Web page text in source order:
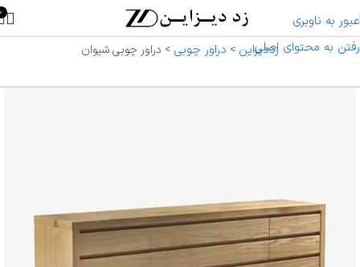
عبور به ناوبری
رفتن به محتوای اصلی
0
زددیزاین > دراور چوبی > دراور چوبی شیوان